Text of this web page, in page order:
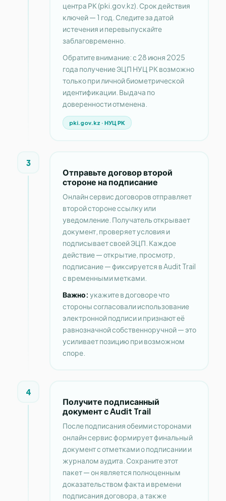
центра РК (pki.gov.kz). Срок действия
ключей — 1 год. Следите за датой
истечения и перевыпускайте
заблаговременно.
Обратите внимание: с 28 июня 2025
года получение ЭЦП НУЦ РК возможно
только при личной биометрической
идентификации. Выдача по
доверенности отменена.
pki.gov.kz · НУЦ РК
3
Отправьте договор второй
стороне на подписание
Онлайн сервис договоров отправляет
второй стороне ссылку или
уведомление. Получатель открывает
документ, проверяет условия и
подписывает своей ЭЦП. Каждое
действие — открытие, просмотр,
подписание — фиксируется в Audit Trail
с временными метками.
Важно: укажите в договоре что
стороны согласовали использование
электронной подписи и признают её
равнозначной собственноручной — это
усиливает позицию при возможном
споре.
4
Получите подписанный
документ с Audit Trail
После подписания обеими сторонами
онлайн сервис формирует финальный
документ с отметками о подписании и
журналом аудита. Сохраните этот
пакет — он является полноценным
доказательством факта и времени
подписания договора, а также